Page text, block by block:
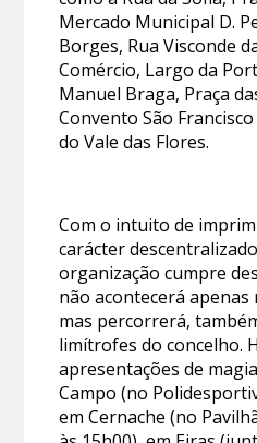
Mercado Municipal D.
Borges, Rua Visconde
Comércio, Largo da
Manuel Braga, Praça
Convento São
do Vale das Flores.
Com o intuito de
carácter
organização cumpre
não acontecerá apenas
mas percorrerá,
limítrofes do concelho.
apresentações de
Campo (no
em Cernache (no